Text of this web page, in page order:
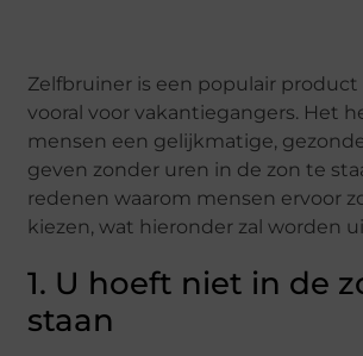
Zelfbruiner is een populair
vooral voor vakantiegangers. Het
mensen een gelijkmatige,
geven zonder uren in de zon te
redenen waarom mensen ervoor
kiezen, wat hieronder zal worden
1. U hoeft niet in de
staan